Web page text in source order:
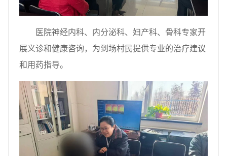
医院神经内科、内分泌科、妇产科、骨科专家开
展义诊和健康咨询，为到场村民提供专业的治疗建议
和用药指导。